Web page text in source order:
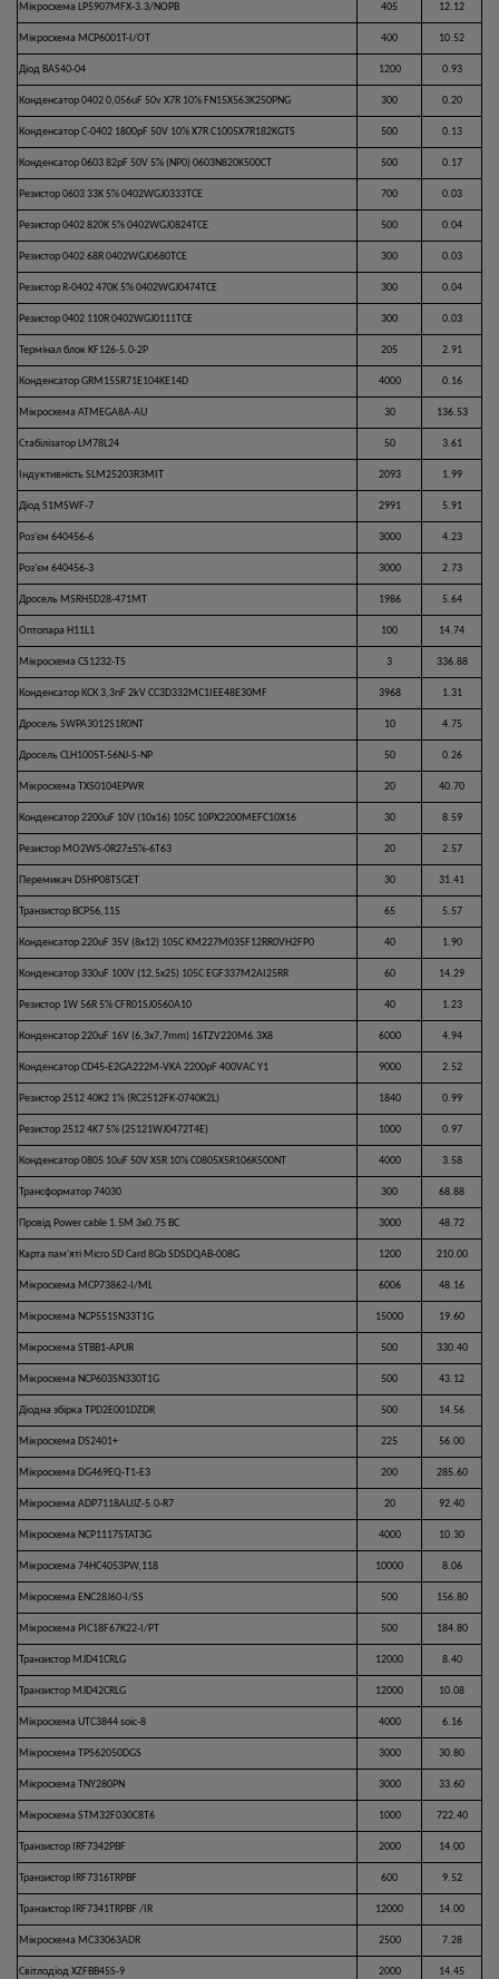
Мікросхема LP5907MFX-3.3/NOPB 405 12.12
Мікросхема MCP6001T-I/OT 400 10.52
Діод BAS40-04 1200 0.93
Конденсатор 0402 0,056uF 50v X7R 10% FN15X563K250PNG 300 0.20
Конденсатор C-0402 1800pF 50V 10% X7R C1005X7R182KGTS 500 0.13
Конденсатор 0603 82pF 50V 5% (NP0) 0603N820K500CT 500 0.17
Резистор 0603 33K 5% 0402WGJ0333TCE 700 0.03
Резистор 0402 820K 5% 0402WGJ0824TCE 500 0.04
Резистор 0402 68R 0402WGJ0680TCE 300 0.03
Резистор R-0402 470K 5% 0402WGJ0474TCE 300 0.04
Резистор 0402 110R 0402WGJ0111TCE 300 0.03
Термінал блок KF126-5.0-2P 205 2.91
Конденсатор GRM155R71E104KE14D 4000 0.16
Мікросхема ATMEGA8A-AU 30 136.53
Стабілізатор LM78L24 50 3.61
Індуктивність SLM25203R3MIT 2093 1.99
Діод S1MSWF-7 2991 5.91
Роз'єм 640456-6 3000 4.23
Роз'єм 640456-3 3000 2.73
Дросель MSRH5D28-471MT 1986 5.64
Оптопара H11L1 100 14.74
Мікросхема CS1232-TS 3 336.88
Конденсатор КСК 3,3nF 2kV CC3D332MC1IEE48E30MF 3968 1.31
Дросель SWPA3012S1R0NT 10 4.75
Дросель CLH1005T-56NJ-S-NP 50 0.26
Мікросхема TXS0104EPWR 20 40.70
Конденсатор 2200uF 10V (10x16) 105C 10PX2200MEFC10X16 30 8.59
Резистор MO2WS-0R27±5%-6T63 20 2.57
Перемикач DSHP08TSGET 30 31.41
Транзистор BCP56,115 65 5.57
Конденсатор 220uF 35V (8x12) 105C KM227M035F12RR0VH2FP0 40 1.90
Конденсатор 330uF 100V (12,5x25) 105С EGF337M2AI25RR 60 14.29
Резистор 1W 56R 5% CFR01SJ0560A10 40 1.23
Конденсатор 220uF 16V (6,3x7,7mm) 16TZV220M6.3X8 6000 4.94
Конденсатор CD45-E2GA222M-VKA 2200pF 400VAC Y1 9000 2.52
Резистор 2512 40K2 1% (RC2512FK-0740K2L) 1840 0.99
Резистор 2512 4K7 5% (25121WJ0472T4E) 1000 0.97
Конденсатор 0805 10uF 50V X5R 10% C0805X5R106K500NT 4000 3.58
Трансформатор 74030 300 68.88
Провід Power cable 1.5M 3x0.75 BC 3000 48.72
Карта пам'яті Micro SD Card 8Gb SDSDQAB-008G 1200 210.00
Мікросхема MCP73862-I/ML 6006 48.16
Мікросхема NCP551SN33T1G 15000 19.60
Мікросхема STBB1-APUR 500 330.40
Мікросхема NCP603SN330T1G 500 43.12
Діодна збірка TPD2E001DZDR 500 14.56
Мікросхема DS2401+ 225 56.00
Мікросхема DG469EQ-T1-E3 200 285.60
Мікросхема ADP7118AUJZ-5.0-R7 20 92.40
Мікросхема NCP1117STAT3G 4000 10.30
Мікросхема 74HC4053PW,118 10000 8.06
Мікросхема ENC28J60-I/SS 500 156.80
Мікросхема PIC18F67K22-I/PT 500 184.80
Транзистор MJD41CRLG 12000 8.40
Транзистор MJD42CRLG 12000 10.08
Мікросхема UTC3844 soic-8 4000 6.16
Мікросхема TPS62050DGS 3000 30.80
Мікросхема TNY280PN 3000 33.60
Мікросхема STM32F030C8T6 1000 722.40
Транзистор IRF7342PBF 2000 14.00
Транзистор IRF7316TRPBF 600 9.52
Транзистор IRF7341TRPBF /IR 12000 14.00
Мікросхема MC33063ADR 2500 7.28
Світлодіод XZFBB45S-9 2000 14.45